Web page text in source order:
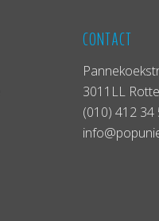
CONTACT
3011LL
(010) 412 34